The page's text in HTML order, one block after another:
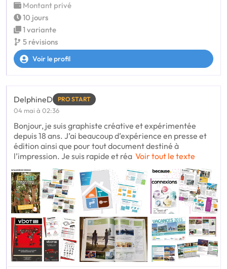
Montant privé
10 jours
1 variante
5 révisions
Voir le profil
DelphineD PRO START
04 mai à 02:36
Bonjour, je suis graphiste créative et expérimentée
depuis 18 ans. J’ai beaucoup d’expérience en presse et
édition ainsi que pour tout document destiné à
l’impression. Je suis rapide et réa Voir tout le texte